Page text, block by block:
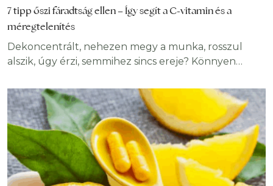
7 tipp őszi fáradtság ellen – Így segít a C-vitamin és a
méregtelenítés
Dekoncentrált, nehezen megy a munka, rosszul
alszik, úgy érzi, semmihez sincs ereje? Könnyen
nem valami homályos dologról van szó, az őszi
fáradtság megszüntetésének megvannak a jól
bevált módszerei. Megmutatjuk a 7
leghatékonyabbat. Tudta, hogy nemcsak tavaszi,
hanem őszi fáradtság is létezik? És azt, hogy ez
sokkal, de sokkal